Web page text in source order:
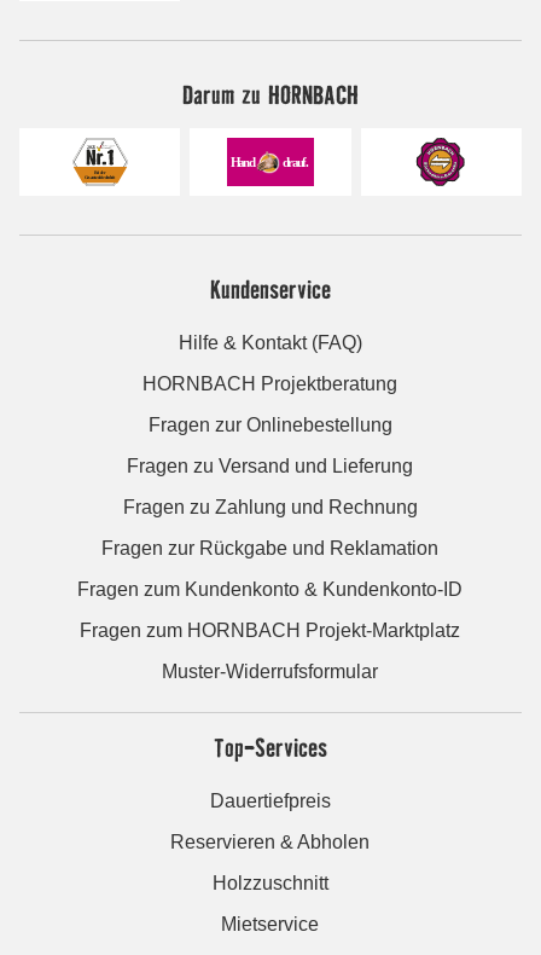
Darum zu HORNBACH
Kundenservice
Hilfe & Kontakt (FAQ)
HORNBACH Projektberatung
Fragen zur Onlinebestellung
Fragen zu Versand und Lieferung
Fragen zu Zahlung und Rechnung
Fragen zur Rückgabe und Reklamation
Fragen zum Kundenkonto & Kundenkonto-ID
Fragen zum HORNBACH Projekt-Marktplatz
Muster-Widerrufsformular
Top-Services
Dauertiefpreis
Reservieren & Abholen
Holzzuschnitt
Mietservice